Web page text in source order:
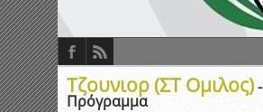
Τζουνιορ (ΣΤ Ομιλος)-
Πρόγραμμα